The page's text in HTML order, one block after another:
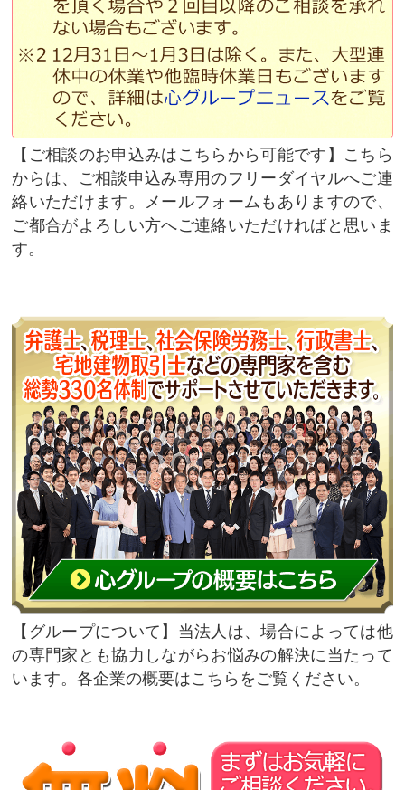
ご相談のお申込みはこちらから可能です
こちら
からは、ご相談申込み専用のフリーダイヤルへご連
絡いただけます。メールフォームもありますので、
ご都合がよろしい方へご連絡いただければと思いま
す。
グループについて
当法人は、場合によっては他
の専門家とも協力しながらお悩みの解決に当たって
います。各企業の概要はこちらをご覧ください。